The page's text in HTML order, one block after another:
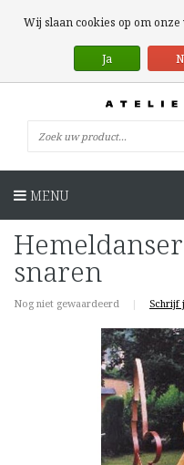
MENU
snaren
Nog niet gewaardeerd | Schrijf
Wij slaan cookies op om
Ja